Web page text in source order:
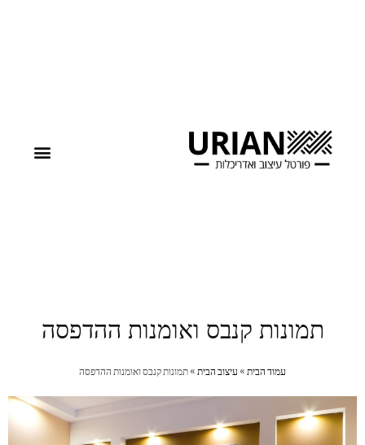
תמונות קנבס ואומנות ההדפסה
עמוד הבית » עיצוב הבית » תמונות קנבס ואומנות ההדפסה